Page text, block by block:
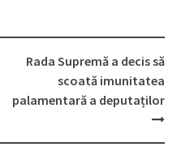
Rada Supremă a decis să
scoată imunitatea
palamentară a deputaților